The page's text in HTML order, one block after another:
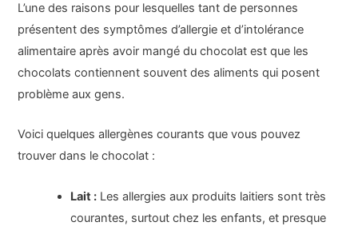
L’une des raisons pour lesquelles tant de personnes
présentent des symptômes d’allergie et d’intolérance
alimentaire après avoir mangé du chocolat est que les
chocolats contiennent souvent des aliments qui posent
problème aux gens.
Voici quelques allergènes courants que vous pouvez
trouver dans le chocolat :
Lait : Les allergies aux produits laitiers sont très
courantes, surtout chez les enfants, et presque